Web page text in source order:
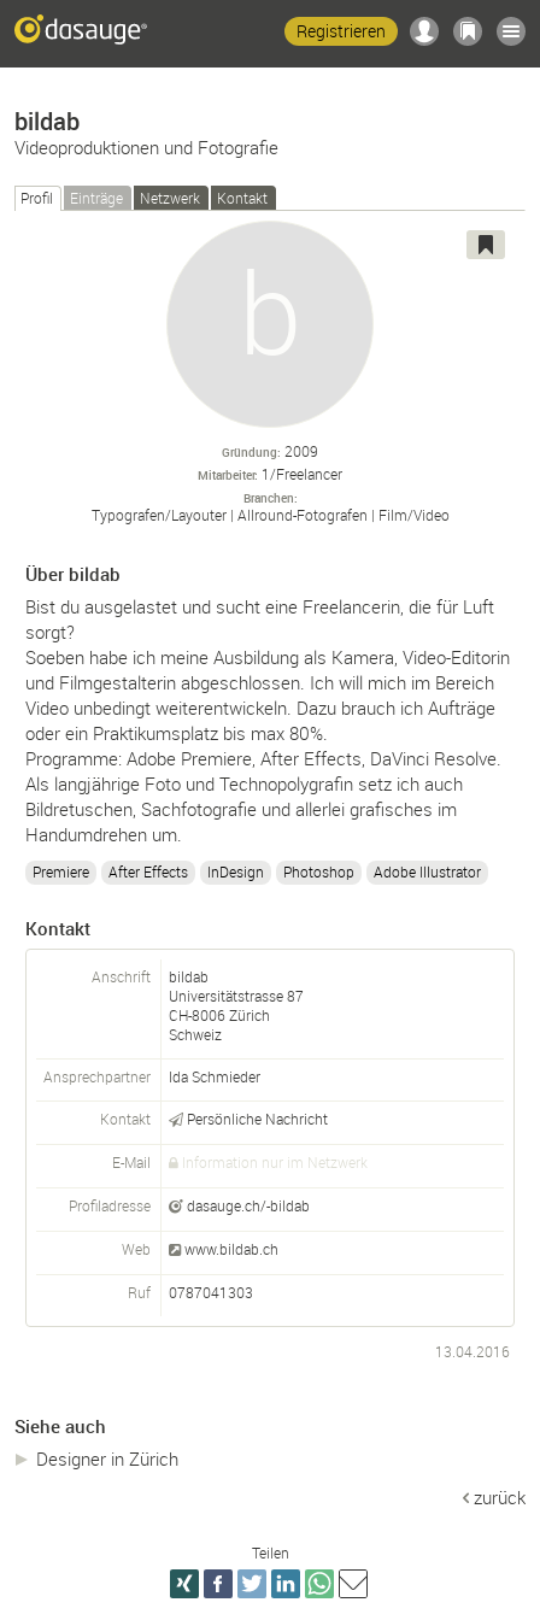
Registrieren
bildab
Videoproduktionen und Fotografie
Profil Einträge Netzwerk Kontakt
Gründung 2009
Mitarbeiter 1/Freelancer
Branchen
Typografen/Layouter Allround-Fotografen Film/Video
Über bildab
Bist du ausgelastet und sucht eine Freelancerin, die für Luft
sorgt?
Soeben habe ich meine Ausbildung als Kamera, Video-Editorin
und Filmgestalterin abgeschlossen. Ich will mich im Bereich
Video unbedingt weiterentwickeln. Dazu brauch ich Aufträge
oder ein Praktikumsplatz bis max 80%.
Programme: Adobe Premiere, After Effects, DaVinci Resolve.
Als langjährige Foto und Technopolygrafin setz ich auch
Bildretuschen, Sachfotografie und allerlei grafisches im
Handumdrehen um.
Premiere After Effects InDesign Photoshop Adobe Illustrator
Kontakt
Anschrift
bildab
Universitätstrasse 87
CH-8006Zürich
Schweiz
Ansprechpartner Ida Schmieder
Kontakt Persönliche Nachricht
E-Mail Information nur im Netzwerk
Profiladresse dasauge.ch/-bildab
Web www.bildab.ch
Ruf 0787041303
13.04.2016
Siehe auch
Designer in Zürich
zurück
Teilen